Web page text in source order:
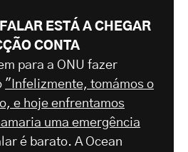
ESTÁ A CHEGAR
CONTA
para a ONU fazer
"Infelizmente, tomámos o
e hoje enfrentamos
uma emergência
é barato. A Ocean